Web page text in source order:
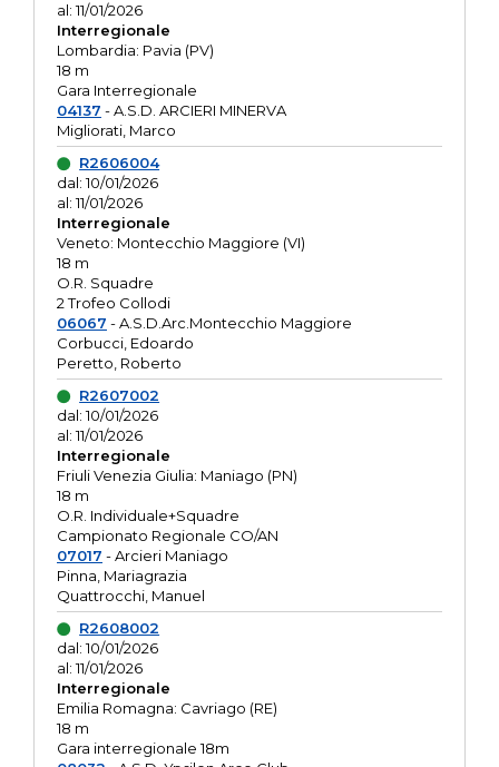
al: 11/01/2026
Interregionale
Lombardia: Pavia (PV)
18 m
Gara Interregionale
04137 - A.S.D. ARCIERI MINERVA
Migliorati, Marco
R2606004
dal: 10/01/2026
al: 11/01/2026
Interregionale
Veneto: Montecchio Maggiore (VI)
18 m
O.R. Squadre
2 Trofeo Collodi
06067 - A.S.D.Arc.Montecchio Maggiore
Corbucci, Edoardo
Peretto, Roberto
R2607002
dal: 10/01/2026
al: 11/01/2026
Interregionale
Friuli Venezia Giulia: Maniago (PN)
18 m
O.R. Individuale+Squadre
Campionato Regionale CO/AN
07017 - Arcieri Maniago
Pinna, Mariagrazia
Quattrocchi, Manuel
R2608002
dal: 10/01/2026
al: 11/01/2026
Interregionale
Emilia Romagna: Cavriago (RE)
18 m
Gara interregionale 18m